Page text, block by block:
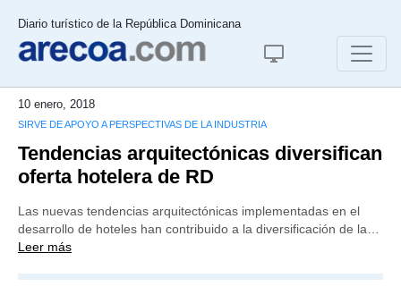
Diario turístico de la República Dominicana
10 enero, 2018
SIRVE DE APOYO A PERSPECTIVAS DE LA INDUSTRIA
Tendencias arquitectónicas diversifican
oferta hotelera de RD
Las nuevas tendencias arquitectónicas implementadas en el
desarrollo de hoteles han contribuido a la diversificación de la…
Leer más